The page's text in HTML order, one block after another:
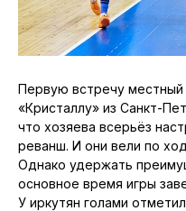
Первую встречу местный
«Кристаллу» из Санкт-
что хозяева всерьёз
реванш. И они вели по
Однако удержать
основное время игры
У иркутян голами